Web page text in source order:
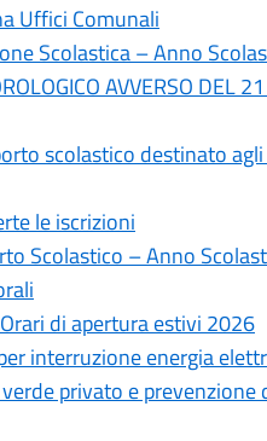
Uffici Comunali
Scolastica – Anno
AVVERSO DEL
scolastico destinato
le iscrizioni
Scolastico – Anno
di apertura estivi 2026
interruzione energia
privato e prevenzione